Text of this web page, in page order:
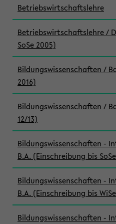
Betriebswirtschaftslehre
Betriebswirtschaftslehre /
SoSe 2005)
Bildungswissenschaften /
2016)
Bildungswissenschaften /
12/13)
Bildungswissenschaften -
B.A. (Einschreibung bis
Bildungswissenschaften -
B.A. (Einschreibung bis
Bildungswissenschaften -